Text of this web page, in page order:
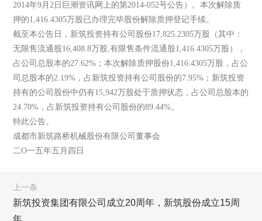
2014年9月2日巨潮资讯网上的第2014-052号公告）。本次解除质
押的1,416.4305万股已办理完毕股份解除质押登记手续。
截至本公告日，新筑投资持有公司股份17,825.2305万股（其中：
无限售流通股16,408.8万股,有限售条件流通股1,416.4305万股），
占公司总股本的27.62%；本次解除质押股份1,416.4305万股，占公
司总股本的2.19%，占新筑投资持有公司股份的7.95%；新筑投资
持有的公司股份中仍有15,942万股处于质押状态，占公司总股本的
24.70%，占新筑投资持有公司股份的89.44%。
特此公告。
成都市新筑路桥机械股份有限公司董事会
二O一五年五月四日
上一条
新筑投资集团有限公司成立20周年，新筑股份成立15周
年